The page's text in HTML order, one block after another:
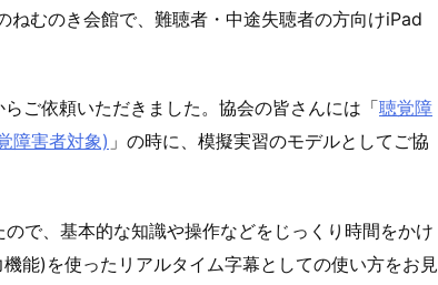
むのき会館で、難聴者・中途失聴者の方向けiPad
らご依頼いただきました。協会の皆さんには「聴覚障
障害者対象) 」の時に、模擬実習のモデルとしてご協
で、基本的な知識や操作などをじっくり時間をかけ
能)を使ったリアルタイム字幕としての使い方をお見